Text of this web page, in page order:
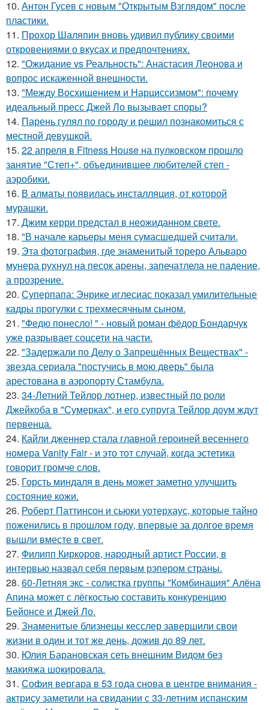
10. Антон Гусев с новым "Открытым Взглядом" после
пластики.
11. Прохор Шаляпин вновь удивил публику своими
откровениями о вкусах и предпочтениях.
12. "Ожидание vs Реальность": Анастасия Леонова и
вопрос искаженной внешности.
13. "Между Восхищением и Нарциссизмом": почему
идеальный пресс Джей Ло вызывает споры?
14. Парень гулял по городу и решил познакомиться с
местной девушкой.
15. 22 апреля в Fitness House на пулковском прошло
занятие "Степ+", объединившее любителей степ -
аэробики.
16. В алматы появилась инсталляция, от которой
мурашки.
17. Джим керри предстал в неожиданном свете.
18. "В начале карьеры меня сумасшедшей считали.
19. Эта фотография, где знаменитый тореро Альваро
мунера рухнул на песок арены, запечатлела не падение,
а прозрение.
20. Суперпапа: Энрике иглесиас показал умилительные
кадры прогулки с трехмесячным сыном.
21. "Федю понесло! " - новый роман фёдор Бондарчук
уже разрывает соцсети на части.
22. "Задержали по Делу о Запрещённых Веществах" -
звезда сериала "постучись в мою дверь" была
арестована в аэропорту Стамбула.
23. 34-Летний Тейлор лотнер, известный по роли
Джейкоба в "Сумерках", и его супруга Тейлор доум ждут
первенца.
24. Кайли дженнер стала главной героиней весеннего
номера Vanity Fair - и это тот случай, когда эстетика
говорит громче слов.
25. Горсть миндаля в день может заметно улучшить
состояние кожи.
26. Роберт Паттинсон и сьюки уотерхаус, которые тайно
поженились в прошлом году, впервые за долгое время
вышли вместе в свет.
27. Филипп Киркоров, народный артист России, в
интервью назвал себя первым рэпером страны.
28. 60-Летняя экс - солистка группы "Комбинация" Алёна
Апина может с лёгкостью составить конкуренцию
Бейонсе и Джей Ло.
29. Знаменитые близнецы кесслер завершили свои
жизни в один и тот же день, дожив до 89 лет.
30. Юлия Барановская сеть внешним Видом без
макияжа шокировала.
31. София вергара в 53 года снова в центре внимания -
актрису заметили на свидании с 33-летним испанским